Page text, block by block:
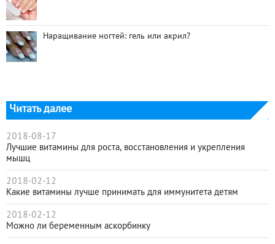
Наращивание ногтей: гель или акрил?
Читать далее
2018-08-17
Лучшие витамины для роста, восстановления и укрепления
мышц
2018-02-12
Какие витамины лучше принимать для иммунитета детям
2018-02-12
Можно ли беременным аскорбинку